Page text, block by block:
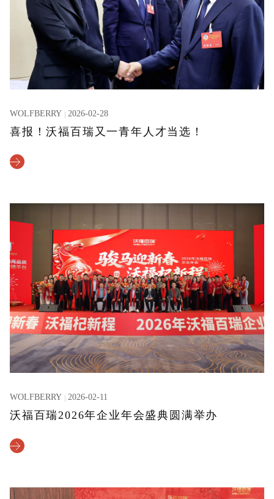
WOLFBERRY 2026-02-28
喜报！沃福百瑞又一青年人才当选！
WOLFBERRY 2026-02-11
沃福百瑞2026年企业年会盛典圆满举办